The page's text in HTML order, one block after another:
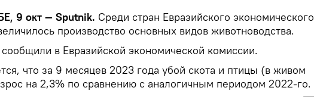
9 окт — Sputnik. Среди стран Евразийского экономического
производство основных видов животноводства.
в Евразийской экономической комиссии.
что за 9 месяцев 2023 года убой скота и птицы (в живом
на 2,3% по сравнению с аналогичным периодом 2022-го.